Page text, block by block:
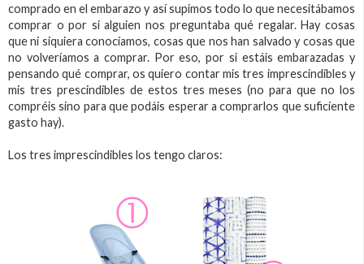
comprado en el embarazo y así supimos todo lo que necesitábamos
comprar o por si alguien nos preguntaba qué regalar. Hay cosas
que ni siquiera conocíamos, cosas que nos han salvado y cosas que
no volveríamos a comprar. Por eso, por si estáis embarazadas y
pensando qué comprar, os quiero contar mis tres imprescindibles y
mis tres prescindibles de estos tres meses (no para que no los
compréis sino para que podáis esperar a comprarlos que suficiente
gasto hay).
Los tres imprescindibles los tengo claros: